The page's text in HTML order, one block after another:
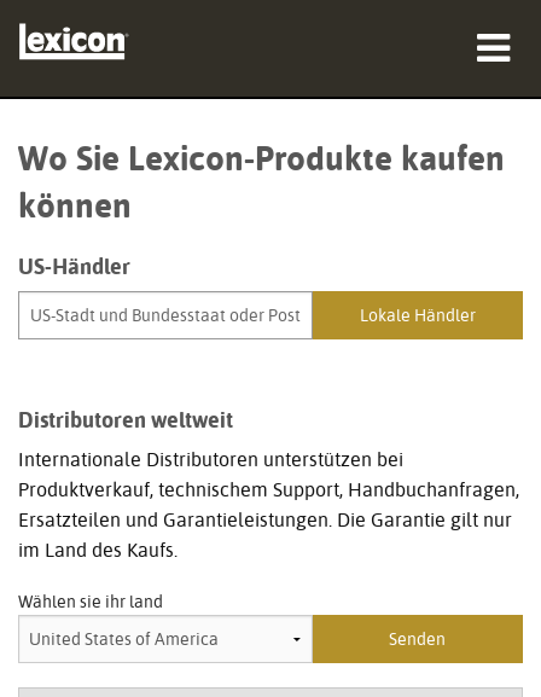
Fallstudien
Sprache/Region
Wo Sie Lexicon-Produkte kaufen
können
US-Händler
Distributoren weltweit
Internationale Distributoren unterstützen bei
Produktverkauf, technischem Support, Handbuchanfragen,
Ersatzteilen und Garantieleistungen. Die Garantie gilt nur
im Land des Kaufs.
Wählen sie ihr land